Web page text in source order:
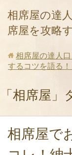
相席屋の達
席屋を攻略
相席屋の達人
するコツを語る！
「相席屋
相席屋で